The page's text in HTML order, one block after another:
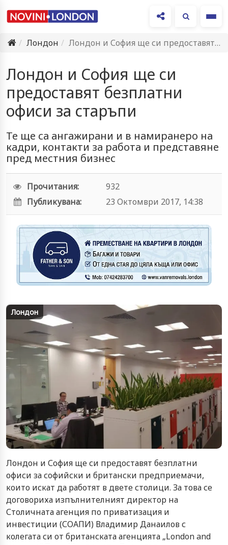
Лондон
Лондон и София ще си предоставят безплатни офиси за старъпи
Лондон и София ще си
предоставят безплатни
офиси за старъпи
Те ще са ангажирани и в намиранеро на
кадри, контакти за работа и представяне
пред местния бизнес
Прочитания:
932
Публикувана:
23 Октомври 2017, 14:38
Лондон
Лондон и София ще си предоставят безплатни
офиси за софийски и британски предприемачи,
които искат да работят в двете столици. За това се
договориха изпълнителният директор на
Столичната агенция по приватизация и
инвестиции (СОАПИ) Владимир Данаилов с
колегата си от британската агенцията „London and